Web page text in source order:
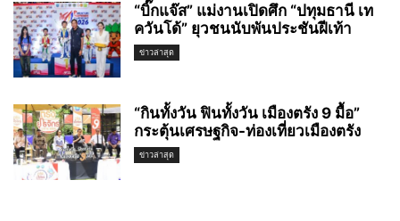
“บิ๊กแจ๊ส” แม่งานเปิดศึก “ปทุมธานี เท
ควันโด้” ยุวชนนับพันประชันฝีเท้า
ข่าวล่าสุด
“กินทั้งวัน ฟินทั้งวัน เมืองตรัง 9 มื้อ”
กระตุ้นเศรษฐกิจ-ท่องเที่ยวเมืองตรัง
ข่าวล่าสุด